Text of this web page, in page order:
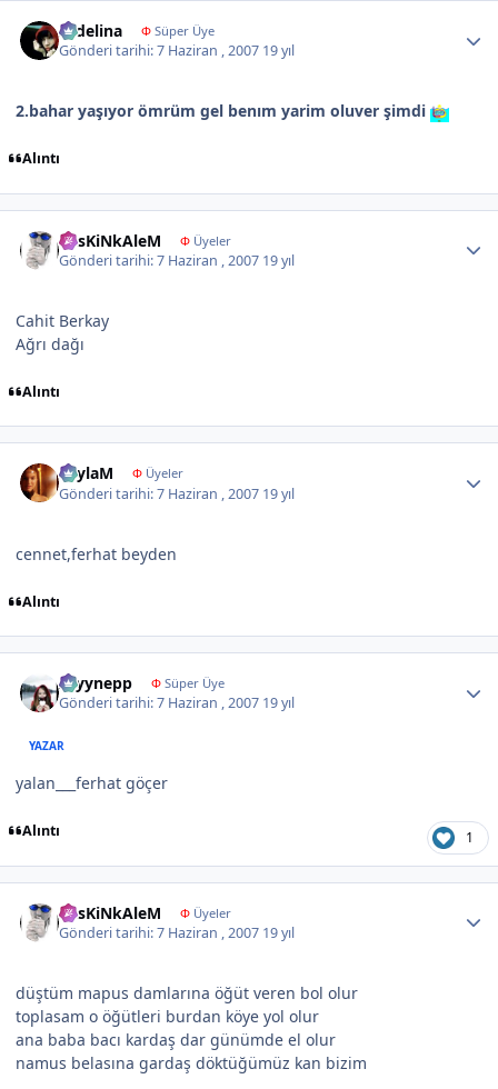
sedelina ΦSüper Üye
Gönderi tarihi:7 Haziran , 2007 19 yıl
2.bahar yaşıyor ömrüm gel benım yarim oluver şimdi
Alıntı
KesKiNkAleM ΦÜyeler
Gönderi tarihi:7 Haziran , 2007 19 yıl
Cahit Berkay
Ağrı dağı
Alıntı
LeylaM ΦÜyeler
Gönderi tarihi:7 Haziran , 2007 19 yıl
cennet,ferhat beyden
Alıntı
zeyynepp ΦSüper Üye
Gönderi tarihi:7 Haziran , 2007 19 yıl
YAZAR
yalan___ferhat göçer
Alıntı 1
KesKiNkAleM ΦÜyeler
Gönderi tarihi:7 Haziran , 2007 19 yıl
düştüm mapus damlarına öğüt veren bol olur
toplasam o öğütleri burdan köye yol olur
ana baba bacı kardaş dar günümde el olur
namus belasına gardaş döktüğümüz kan bizim